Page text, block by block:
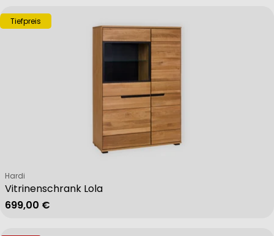
Tiefpreis
Vitrinenschrank Lola
Verkäufer:
Hardi
Regulärer Preis
699,00 €